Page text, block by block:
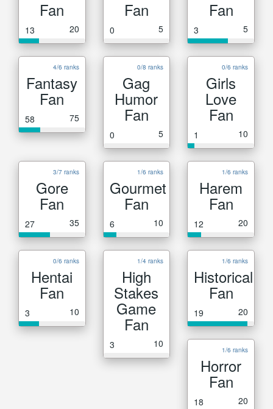
Fan
13 20
Fan
0 5
Fan
3 5
4/6 ranks
Fantasy
Fan
58 75
0/8 ranks
Gag
Humor
Fan
0 5
0/6 ranks
Girls
Love
Fan
1 10
3/7 ranks
Gore
Fan
27 35
1/6 ranks
Gourmet
Fan
6 10
1/6 ranks
Harem
Fan
12 20
0/6 ranks
Hentai
Fan
3 10
1/4 ranks
High
Stakes
Game
Fan
3 10
1/6 ranks
Historical
Fan
19 20
1/6 ranks
Horror
Fan
18 20